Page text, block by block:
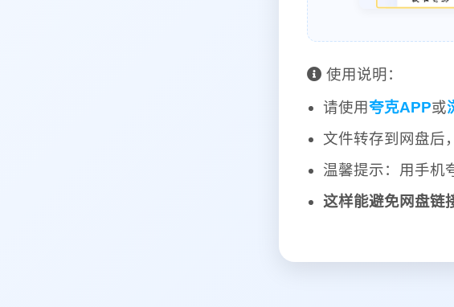
使用说明：
请使用夸克APP或
文件转存到网盘后
温馨提示：用手机
这样能避免网盘链